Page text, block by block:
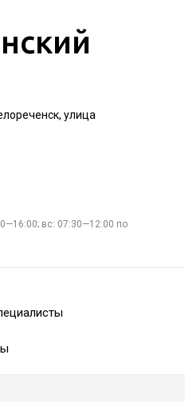
улица
вс: 07:30—12:00 по